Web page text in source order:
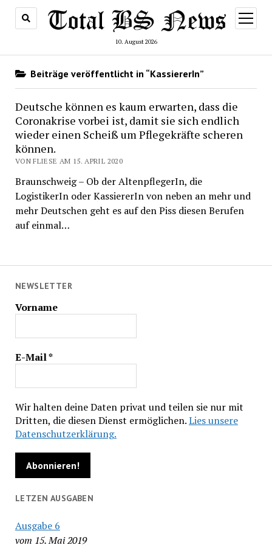
10. August 2026
Menü
öffnen
NEWSLETTER
Vorname
E-Mail*
Wir halten deine Daten privat und teilen sie nur mit
Dritten, die diesen Dienst ermöglichen.Lies unsere
Datenschutzerklärung.
LETZEN AUSGABEN
Ausgabe 6
vom 15. Mai 2019
Beiträge veröffentlicht in “KassiererIn”
Deutsche können es kaum erwarten, dass die
Coronakrise vorbei ist, damit sie sich endlich
wieder einen Scheiß um Pflegekräfte scheren
können.
VON FLIESE AM 15. APRIL 2020
Braunschweig – Ob der AltenpflegerIn, die
LogistikerIn oder KassiererIn von neben an mehr und
mehr Deutschen geht es auf den Piss diesen Berufen
auf einmal…